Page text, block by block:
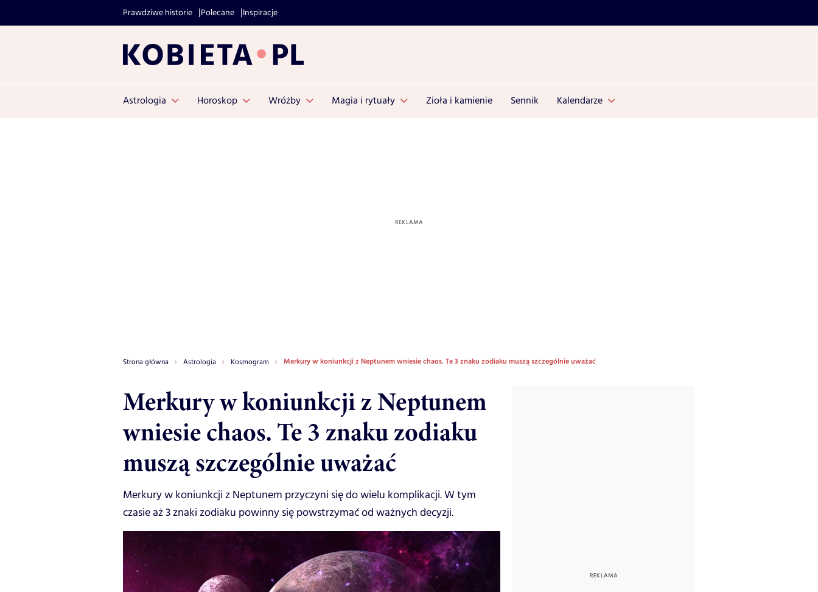
Prawdziwe historie Polecane Inspiracje
Astrologia Horoskop Wróżby Magia i rytuały Zioła i kamienie Sennik Kalendarze
Strona główna Astrologia Kosmogram Merkury w koniunkcji z Neptunem wniesie chaos. Te 3 znaku zodiaku muszą szczególnie uważać
Merkury w koniunkcji z Neptunem
wniesie chaos. Te 3 znaku zodiaku
muszą szczególnie uważać
Merkury w koniunkcji z Neptunem przyczyni się do wielu komplikacji. W tym
czasie aż 3 znaki zodiaku powinny się powstrzymać od ważnych decyzji.